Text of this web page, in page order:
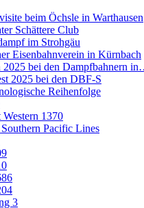
beim Öchsle in Warthausen
Schättere Club
im Strohgäu
Eisenbahnverein in Kürnbach
2025 bei den Dampfbahnern
2025 bei den DBF-S
Reihenfolge
Western 1370
Pacific Lines
3